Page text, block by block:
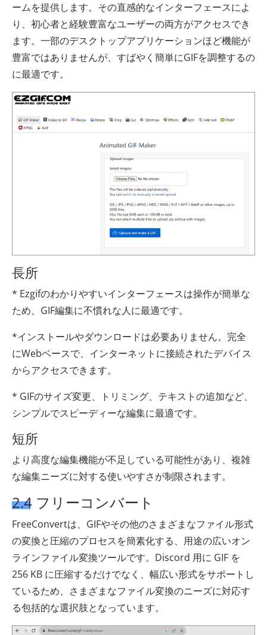
ームを提供します。その直感的なインターフェースによ
り、初心者と経験豊富なユーザーの両方がアクセスでき
ます。一部のデスクトップアプリケーションほど機能が
豊富ではありませんが、すばやく簡単にGIFを調整するの
に最適です。
長所
* Ezgifのわかりやすいインターフェースは操作が簡単な
ため、GIF編集に不慣れな人に最適です。
*インストールやダウンロードは必要ありません。完全
にWebベースで、インターネットに接続されたデバイス
からアクセスできます。
* GIFのサイズ変更、トリミング、テキストの追加など、
シンプルでスピーディーな編集に最適です。
短所
より高度な編集機能が不足している可能性があり、複雑
な編集ニーズに対する使いやすさが制限されます。
2.4 フリーコンバート
FreeConvertは、GIFやその他のさまざまなファイル形式
の変換と圧縮のプロセスを簡素化する、用途の広いオン
ラインファイル変換ツールです。Discord 用に GIF を
256 KB に圧縮するだけでなく、幅広い形式をサポートし
ているため、さまざまなファイル変換のニーズに対応す
る包括的な選択肢となっています。